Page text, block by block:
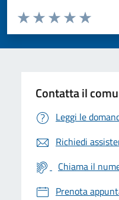
Valuta da 1 a 5 stelle la pagina
Valuta 5
Valuta 4
Valuta 3 stelle su
Valuta 2 stelle su 5
Valuta 1 stelle su 5
Contatta il
Leggi le
Richiedi
Chiama il
Prenota